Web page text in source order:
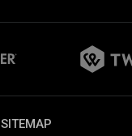
SITEMAP